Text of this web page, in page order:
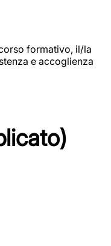
formativo, il/la
e accoglienza